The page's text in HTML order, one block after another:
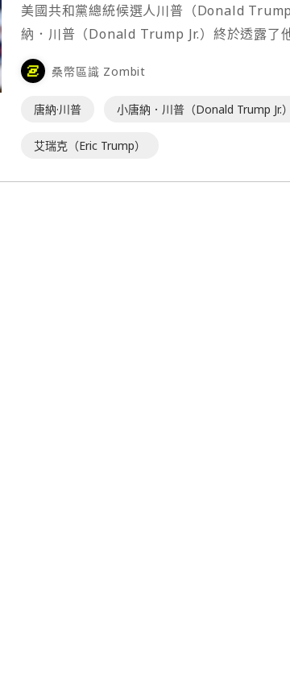
美國共和黨總統候選人川普（Donald
納．川普（Donald Trump Jr.）終於透露了
中心化金融（DeFi）的文章的更多消息，他
將會推出一個新的加密平台，試圖解決銀行
等問題，不過這還需要很長時⋯
桑幣區識 Zombit
唐納·川普 小唐納．川普（Donald Trump Jr.）
艾瑞克（Eric Trump）